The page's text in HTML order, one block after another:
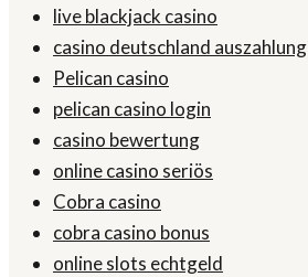
live blackjack casino
casino deutschland auszahlung
Pelican casino
pelican casino login
casino bewertung
online casino seriös
Cobra casino
cobra casino bonus
online slots echtgeld